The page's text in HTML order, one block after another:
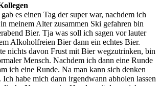
es einen Tag der super war, nachdem ich
meinem Alter zusammen Ski gefahren bin
Bier. Tja was soll ich sagen vor lauter
Alkoholfreien Bier dann ein echtes Bier.
nichts davon Frust mit Bier wegzutrinken, bin
Mensch. Nachdem ich dann eine Runde
ich eine Runde. Na man kann sich denken
Ich habe mich dann irgendwann abholen lassen